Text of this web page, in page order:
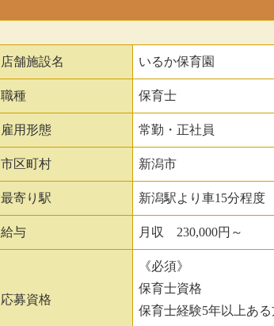
店舗施設名 いるか保育園
職種 保育士
雇用形態 常勤・正社員
市区町村 新潟市
最寄り駅 新潟駅より車15分程度
給与 月収 230,000円～
応募資格
《必須》
保育士資格
保育士経験5年以上ある